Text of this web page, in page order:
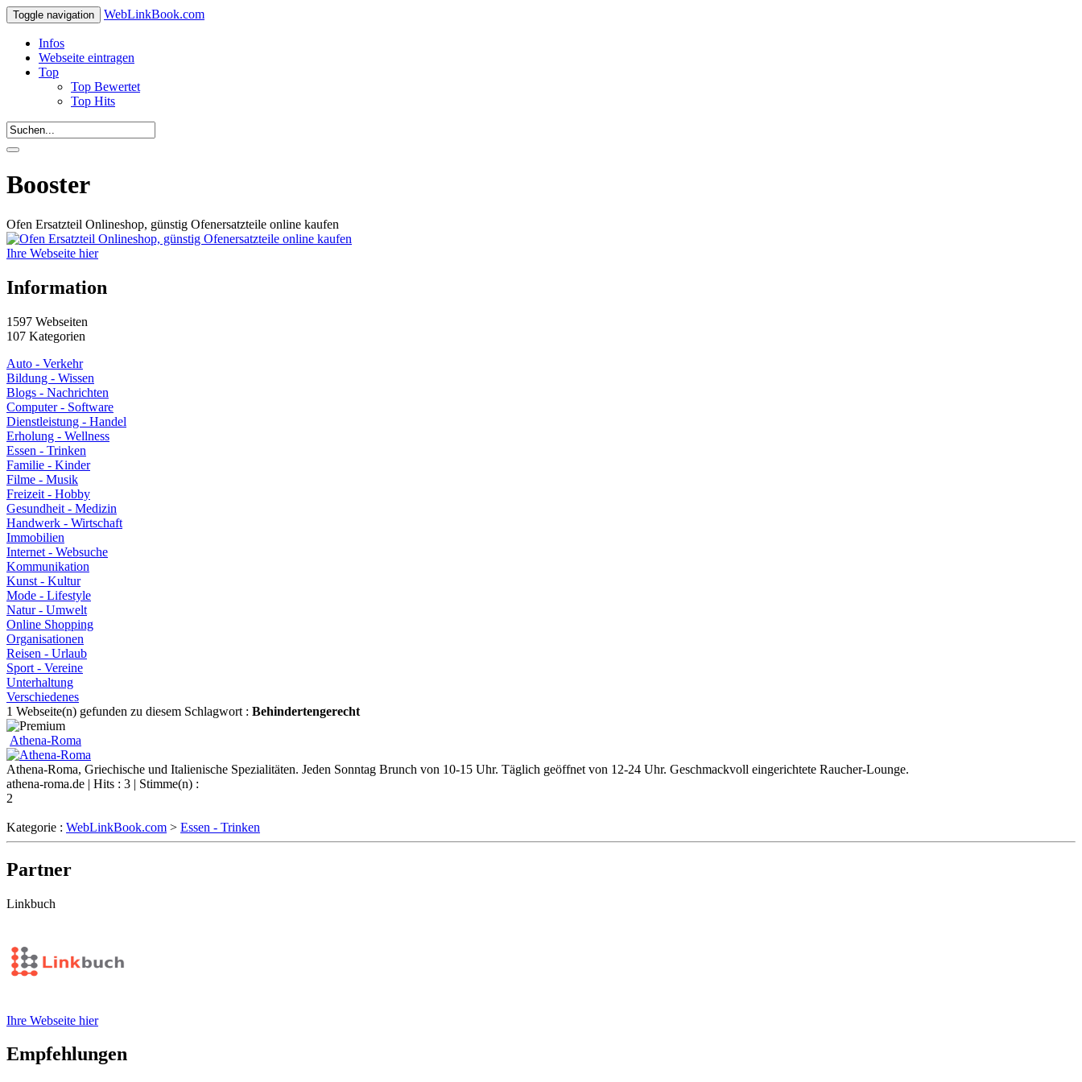
Toggle navigation WebLinkBook.com
Infos
Webseite eintragen
Top
Top Bewertet
Top Hits
Booster
Ofen Ersatzteil Onlineshop, günstig Ofenersatzteile online kaufen
Ihre Webseite hier
Information
1597 Webseiten
107 Kategorien
Auto - Verkehr
Bildung - Wissen
Blogs - Nachrichten
Computer - Software
Dienstleistung - Handel
Erholung - Wellness
Essen - Trinken
Familie - Kinder
Filme - Musik
Freizeit - Hobby
Gesundheit - Medizin
Handwerk - Wirtschaft
Immobilien
Internet - Websuche
Kommunikation
Kunst - Kultur
Mode - Lifestyle
Natur - Umwelt
Online Shopping
Organisationen
Reisen - Urlaub
Sport - Vereine
Unterhaltung
Verschiedenes
1 Webseite(n) gefunden zu diesem Schlagwort : Behindertengerecht
Athena-Roma
Athena-Roma, Griechische und Italienische Spezialitäten. Jeden Sonntag Brunch von 10-15 Uhr. Täglich geöffnet von 12-24 Uhr. Geschmackvoll eingerichtete Raucher-Lounge.
athena-roma.de | Hits : 3 | Stimme(n) :
2
Kategorie : WebLinkBook.com > Essen - Trinken
Partner
Linkbuch
Ihre Webseite hier
Empfehlungen